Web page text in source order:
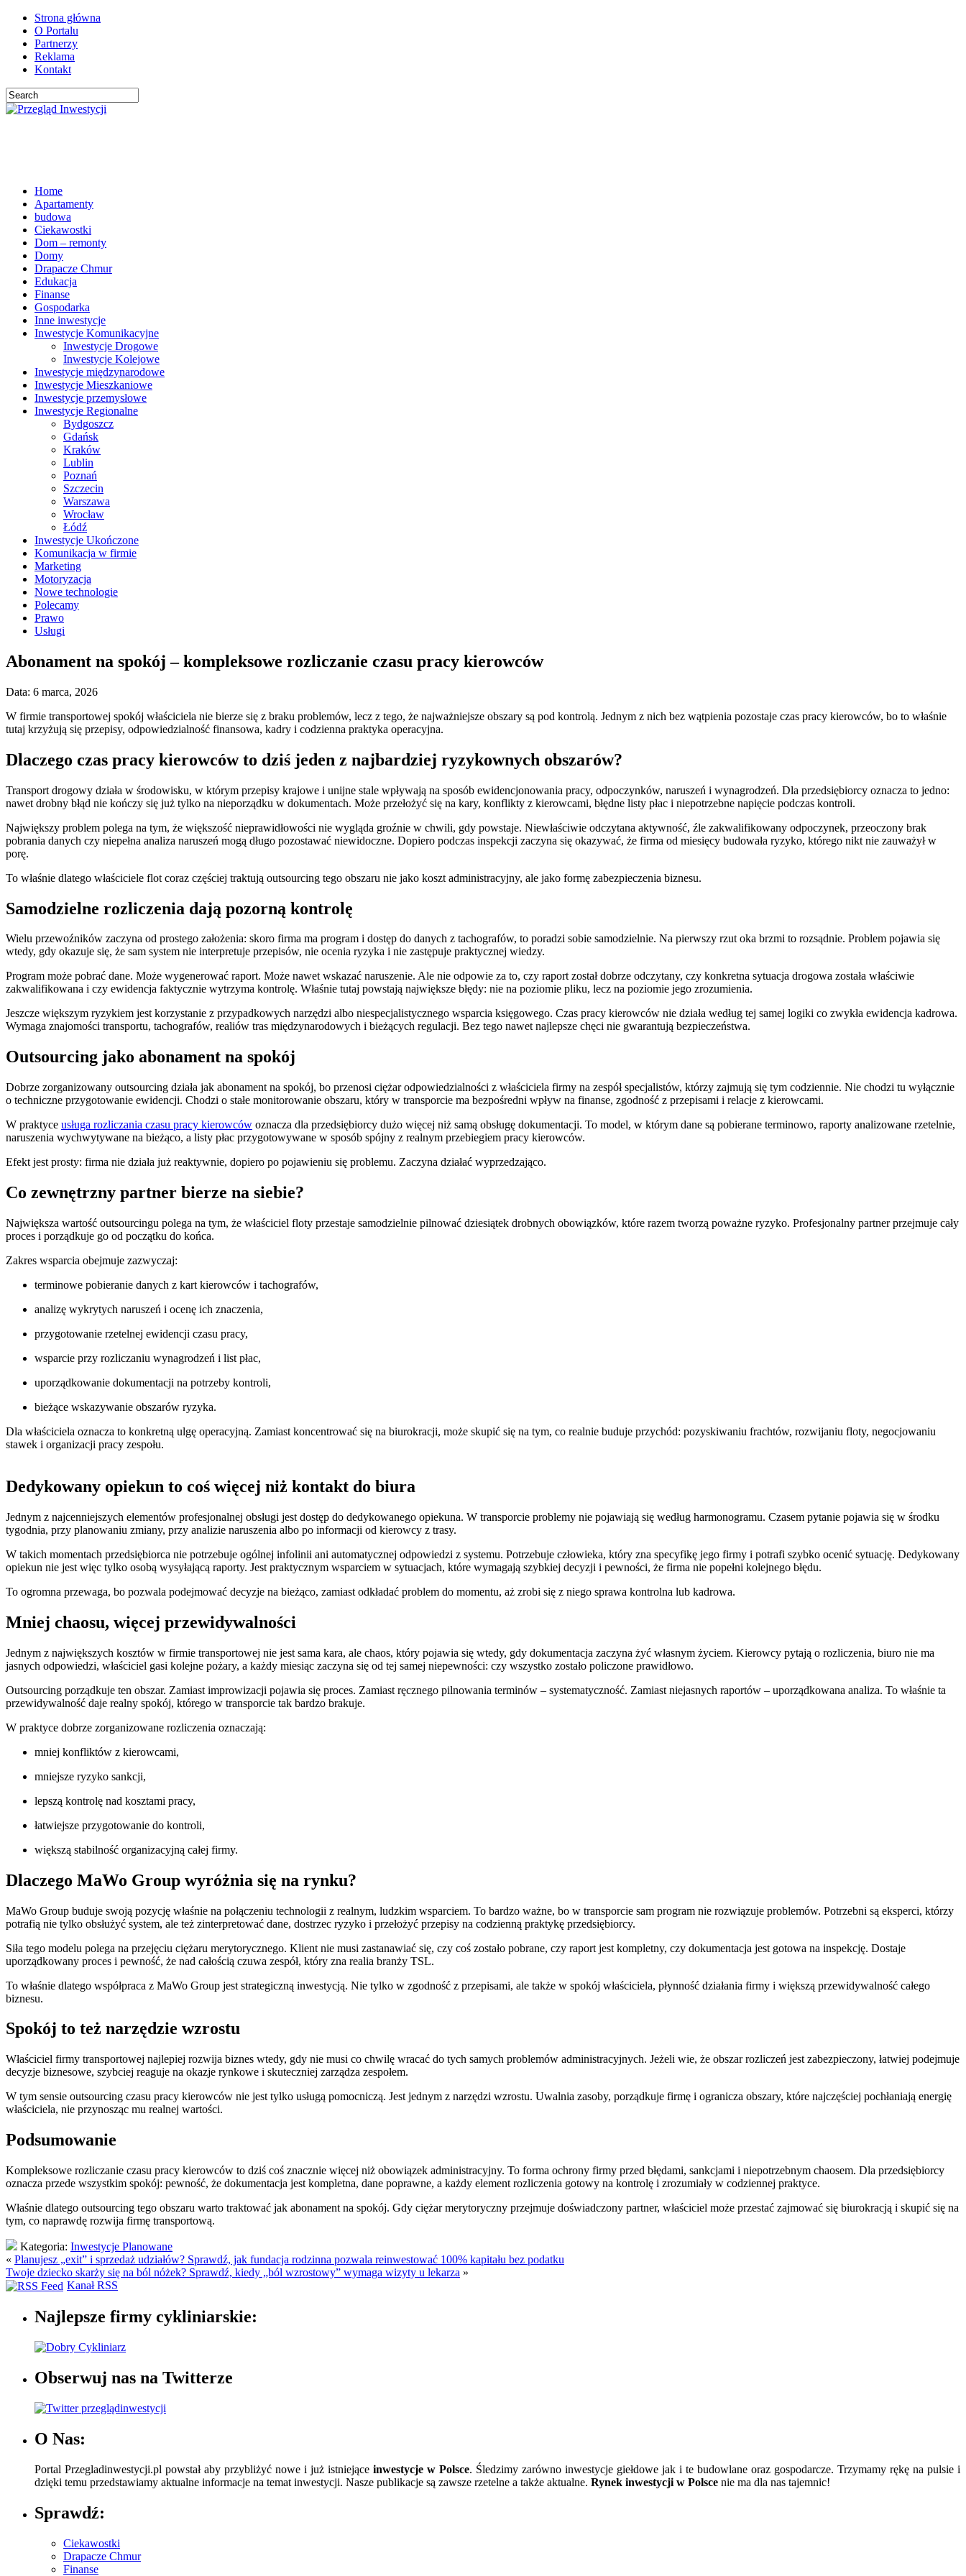
Strona główna
O Portalu
Partnerzy
Reklama
Kontakt
Home
Apartamenty
budowa
Ciekawostki
Dom – remonty
Domy
Drapacze Chmur
Edukacja
Finanse
Gospodarka
Inne inwestycje
Inwestycje Komunikacyjne
Inwestycje Drogowe
Inwestycje Kolejowe
Inwestycje międzynarodowe
Inwestycje Mieszkaniowe
Inwestycje przemysłowe
Inwestycje Regionalne
Bydgoszcz
Gdańsk
Kraków
Lublin
Poznań
Szczecin
Warszawa
Wrocław
Łódź
Inwestycje Ukończone
Komunikacja w firmie
Marketing
Motoryzacja
Nowe technologie
Polecamy
Prawo
Usługi
Abonament na spokój – kompleksowe rozliczanie czasu pracy kierowców
Data: 6 marca, 2026
W firmie transportowej spokój właściciela nie bierze się z braku problemów, lecz z tego, że najważniejsze obszary są pod kontrolą. Jednym z nich bez wątpienia pozostaje czas pracy kierowców, bo to właśnie
tutaj krzyżują się przepisy, odpowiedzialność finansowa, kadry i codzienna praktyka operacyjna.
Dlaczego czas pracy kierowców to dziś jeden z najbardziej ryzykownych obszarów?
Transport drogowy działa w środowisku, w którym przepisy krajowe i unijne stale wpływają na sposób ewidencjonowania pracy, odpoczynków, naruszeń i wynagrodzeń. Dla przedsiębiorcy oznacza to jedno:
nawet drobny błąd nie kończy się już tylko na nieporządku w dokumentach. Może przełożyć się na kary, konflikty z kierowcami, błędne listy płac i niepotrzebne napięcie podczas kontroli.
Największy problem polega na tym, że większość nieprawidłowości nie wygląda groźnie w chwili, gdy powstaje. Niewłaściwie odczytana aktywność, źle zakwalifikowany odpoczynek, przeoczony brak
pobrania danych czy niepełna analiza naruszeń mogą długo pozostawać niewidoczne. Dopiero podczas inspekcji zaczyna się okazywać, że firma od miesięcy budowała ryzyko, którego nikt nie zauważył w
porę.
To właśnie dlatego właściciele flot coraz częściej traktują outsourcing tego obszaru nie jako koszt administracyjny, ale jako formę zabezpieczenia biznesu.
Samodzielne rozliczenia dają pozorną kontrolę
Wielu przewoźników zaczyna od prostego założenia: skoro firma ma program i dostęp do danych z tachografów, to poradzi sobie samodzielnie. Na pierwszy rzut oka brzmi to rozsądnie. Problem pojawia się
wtedy, gdy okazuje się, że sam system nie interpretuje przepisów, nie ocenia ryzyka i nie zastępuje praktycznej wiedzy.
Program może pobrać dane. Może wygenerować raport. Może nawet wskazać naruszenie. Ale nie odpowie za to, czy raport został dobrze odczytany, czy konkretna sytuacja drogowa została właściwie
zakwalifikowana i czy ewidencja faktycznie wytrzyma kontrolę. Właśnie tutaj powstają największe błędy: nie na poziomie pliku, lecz na poziomie jego zrozumienia.
Jeszcze większym ryzykiem jest korzystanie z przypadkowych narzędzi albo niespecjalistycznego wsparcia księgowego. Czas pracy kierowców nie działa według tej samej logiki co zwykła ewidencja kadrowa.
Wymaga znajomości transportu, tachografów, realiów tras międzynarodowych i bieżących regulacji. Bez tego nawet najlepsze chęci nie gwarantują bezpieczeństwa.
Outsourcing jako abonament na spokój
Dobrze zorganizowany outsourcing działa jak abonament na spokój, bo przenosi ciężar odpowiedzialności z właściciela firmy na zespół specjalistów, którzy zajmują się tym codziennie. Nie chodzi tu wyłącznie
o techniczne przygotowanie ewidencji. Chodzi o stałe monitorowanie obszaru, który w transporcie ma bezpośredni wpływ na finanse, zgodność z przepisami i relacje z kierowcami.
W praktyce usługa rozliczania czasu pracy kierowców oznacza dla przedsiębiorcy dużo więcej niż samą obsługę dokumentacji. To model, w którym dane są pobierane terminowo, raporty analizowane rzetelnie,
naruszenia wychwytywane na bieżąco, a listy płac przygotowywane w sposób spójny z realnym przebiegiem pracy kierowców.
Efekt jest prosty: firma nie działa już reaktywnie, dopiero po pojawieniu się problemu. Zaczyna działać wyprzedzająco.
Co zewnętrzny partner bierze na siebie?
Największa wartość outsourcingu polega na tym, że właściciel floty przestaje samodzielnie pilnować dziesiątek drobnych obowiązków, które razem tworzą poważne ryzyko. Profesjonalny partner przejmuje cały
proces i porządkuje go od początku do końca.
Zakres wsparcia obejmuje zazwyczaj:
terminowe pobieranie danych z kart kierowców i tachografów,
analizę wykrytych naruszeń i ocenę ich znaczenia,
przygotowanie rzetelnej ewidencji czasu pracy,
wsparcie przy rozliczaniu wynagrodzeń i list płac,
uporządkowanie dokumentacji na potrzeby kontroli,
bieżące wskazywanie obszarów ryzyka.
Dla właściciela oznacza to konkretną ulgę operacyjną. Zamiast koncentrować się na biurokracji, może skupić się na tym, co realnie buduje przychód: pozyskiwaniu frachtów, rozwijaniu floty, negocjowaniu
stawek i organizacji pracy zespołu.
Dedykowany opiekun to coś więcej niż kontakt do biura
Jednym z najcenniejszych elementów profesjonalnej obsługi jest dostęp do dedykowanego opiekuna. W transporcie problemy nie pojawiają się według harmonogramu. Czasem pytanie pojawia się w środku
tygodnia, przy planowaniu zmiany, przy analizie naruszenia albo po informacji od kierowcy z trasy.
W takich momentach przedsiębiorca nie potrzebuje ogólnej infolinii ani automatycznej odpowiedzi z systemu. Potrzebuje człowieka, który zna specyfikę jego firmy i potrafi szybko ocenić sytuację. Dedykowany
opiekun nie jest więc tylko osobą wysyłającą raporty. Jest praktycznym wsparciem w sytuacjach, które wymagają szybkiej decyzji i pewności, że firma nie popełni kolejnego błędu.
To ogromna przewaga, bo pozwala podejmować decyzje na bieżąco, zamiast odkładać problem do momentu, aż zrobi się z niego sprawa kontrolna lub kadrowa.
Mniej chaosu, więcej przewidywalności
Jednym z największych kosztów w firmie transportowej nie jest sama kara, ale chaos, który pojawia się wtedy, gdy dokumentacja zaczyna żyć własnym życiem. Kierowcy pytają o rozliczenia, biuro nie ma
jasnych odpowiedzi, właściciel gasi kolejne pożary, a każdy miesiąc zaczyna się od tej samej niepewności: czy wszystko zostało policzone prawidłowo.
Outsourcing porządkuje ten obszar. Zamiast improwizacji pojawia się proces. Zamiast ręcznego pilnowania terminów – systematyczność. Zamiast niejasnych raportów – uporządkowana analiza. To właśnie ta
przewidywalność daje realny spokój, którego w transporcie tak bardzo brakuje.
W praktyce dobrze zorganizowane rozliczenia oznaczają:
mniej konfliktów z kierowcami,
mniejsze ryzyko sankcji,
lepszą kontrolę nad kosztami pracy,
łatwiejsze przygotowanie do kontroli,
większą stabilność organizacyjną całej firmy.
Dlaczego MaWo Group wyróżnia się na rynku?
MaWo Group buduje swoją pozycję właśnie na połączeniu technologii z realnym, ludzkim wsparciem. To bardzo ważne, bo w transporcie sam program nie rozwiązuje problemów. Potrzebni są eksperci, którzy
potrafią nie tylko obsłużyć system, ale też zinterpretować dane, dostrzec ryzyko i przełożyć przepisy na codzienną praktykę przedsiębiorcy.
Siła tego modelu polega na przejęciu ciężaru merytorycznego. Klient nie musi zastanawiać się, czy coś zostało pobrane, czy raport jest kompletny, czy dokumentacja jest gotowa na inspekcję. Dostaje
uporządkowany proces i pewność, że nad całością czuwa zespół, który zna realia branży TSL.
To właśnie dlatego współpraca z MaWo Group jest strategiczną inwestycją. Nie tylko w zgodność z przepisami, ale także w spokój właściciela, płynność działania firmy i większą przewidywalność całego
biznesu.
Spokój to też narzędzie wzrostu
Właściciel firmy transportowej najlepiej rozwija biznes wtedy, gdy nie musi co chwilę wracać do tych samych problemów administracyjnych. Jeżeli wie, że obszar rozliczeń jest zabezpieczony, łatwiej podejmuje
decyzje biznesowe, szybciej reaguje na okazje rynkowe i skuteczniej zarządza zespołem.
W tym sensie outsourcing czasu pracy kierowców nie jest tylko usługą pomocniczą. Jest jednym z narzędzi wzrostu. Uwalnia zasoby, porządkuje firmę i ogranicza obszary, które najczęściej pochłaniają energię
właściciela, nie przynosząc mu realnej wartości.
Podsumowanie
Kompleksowe rozliczanie czasu pracy kierowców to dziś coś znacznie więcej niż obowiązek administracyjny. To forma ochrony firmy przed błędami, sankcjami i niepotrzebnym chaosem. Dla przedsiębiorcy
oznacza przede wszystkim spokój: pewność, że dokumentacja jest kompletna, dane poprawne, a każdy element rozliczenia gotowy na kontrolę i zrozumiały w codziennej praktyce.
Właśnie dlatego outsourcing tego obszaru warto traktować jak abonament na spokój. Gdy ciężar merytoryczny przejmuje doświadczony partner, właściciel może przestać zajmować się biurokracją i skupić się na
tym, co naprawdę rozwija firmę transportową.
Kategoria: Inwestycje Planowane
« Planujesz „exit” i sprzedaż udziałów? Sprawdź, jak fundacja rodzinna pozwala reinwestować 100% kapitału bez podatku
Twoje dziecko skarży się na ból nóżek? Sprawdź, kiedy „ból wzrostowy” wymaga wizyty u lekarza »
Kanał RSS
Najlepsze firmy cykliniarskie:
Obserwuj nas na Twitterze
O Nas:
Portal Przegladinwestycji.pl powstał aby przybliżyć nowe i już istniejące inwestycje w Polsce. Śledzimy zarówno inwestycje giełdowe jak i te budowlane oraz gospodarcze. Trzymamy rękę na pulsie i
dzięki temu przedstawiamy aktualne informacje na temat inwestycji. Nasze publikacje są zawsze rzetelne a także aktualne. Rynek inwestycji w Polsce nie ma dla nas tajemnic!
Sprawdź:
Ciekawostki
Drapacze Chmur
Finanse